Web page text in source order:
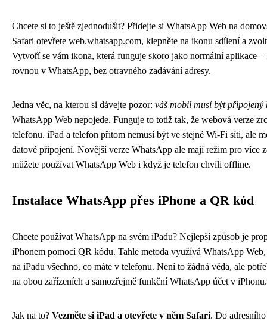
Chcete si to ještě zjednodušit? Přidejte si WhatsApp Web na
Safari otevřete web.whatsapp.com, klepněte na ikonu sdílení a
Vytvoří se vám ikona, která funguje skoro jako normální aplikace –
rovnou v WhatsApp, bez otravného zadávání adresy.
Jedna věc, na kterou si dávejte pozor: váš mobil musí být připojený
WhatsApp Web nepojede. Funguje to totiž tak, že webová verze
telefonu. iPad a telefon přitom nemusí být ve stejné Wi-Fi síti, ale
datové připojení. Novější verze WhatsApp ale mají režim pro více
můžete používat WhatsApp Web i když je telefon chvíli offline.
Instalace WhatsApp přes iPhone a QR kód
Chcete používat WhatsApp na svém iPadu? Nejlepší způsob je
iPhonem pomocí QR kódu. Tahle metoda využívá WhatsApp
na iPadu všechno, co máte v telefonu. Není to žádná věda, ale
na obou zařízeních a samozřejmě funkční WhatsApp účet v iPhonu.
Jak na to? Vezměte si iPad a otevřete v něm Safari. Do